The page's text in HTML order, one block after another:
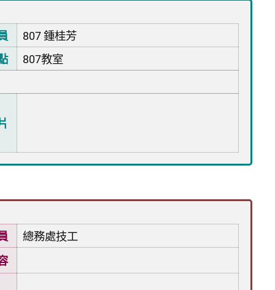
807 鍾桂芳
807教室
總務處技工